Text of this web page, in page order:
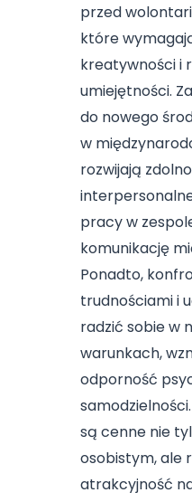
przed
które
kreatywności i
umiejętności.
do nowego
w
rozwijają
pracy w
komunikację
Ponadto,
trudnościami i
radzić sobie w
warunkach,
odporność
są cenne nie
osobistym, ale
atrakcyjność